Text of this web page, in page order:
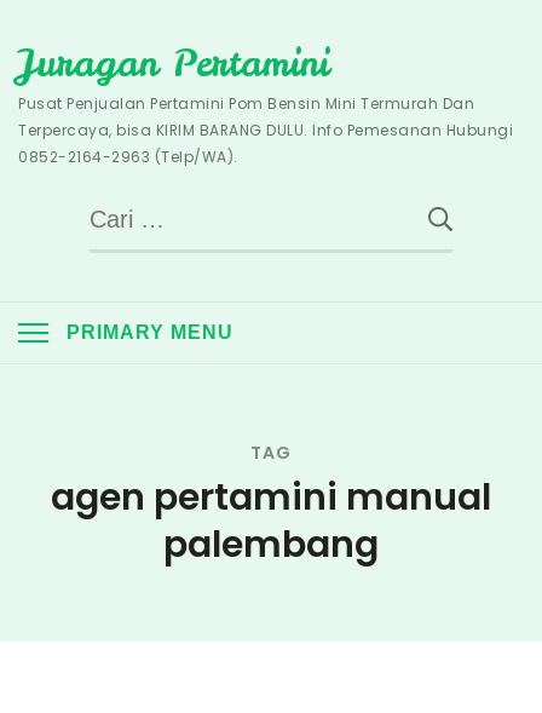
to
content
Juragan Pertamini
Pusat Penjualan Pertamini Pom Bensin Mini Termurah Dan
Terpercaya, bisa KIRIM BARANG DULU. Info Pemesanan Hubungi
0852-2164-2963 (Telp/WA).
Cari
untuk:
PRIMARY MENU
TAG
agen pertamini manual
palembang